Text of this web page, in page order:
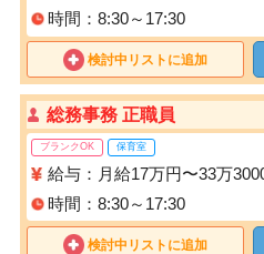
時間：8:30～17:30
検討中リストに追加
総務事務 正職員
ブランクOK 保育室
給与：月給17万円〜33万
時間：8:30～17:30
検討中リストに追加